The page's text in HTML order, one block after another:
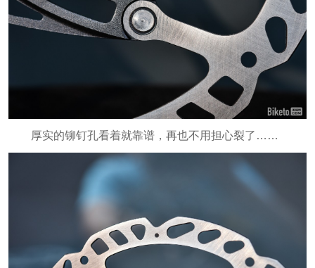
厚实的铆钉孔看着就靠谱，再也不用担心裂了……